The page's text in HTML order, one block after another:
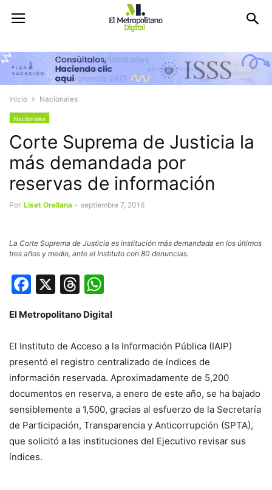
Inicio Nacionales
Nacionales
Corte Suprema de Justicia la
más demandada por
reservas de información
Por Liset Orellana - septiembre 7, 2016
La Corte Suprema de Justicia es institución más demandada en los últimos
tres años y medio, ante el Instituto con 80 denuncias.
Facebook
X Threads
El Metropolitano Digital
El Instituto de Acceso a la Información Pública (IAIP)
presentó el registro centralizado de índices de
información reservada. Aproximadamente de 5,200
documentos en reserva, a enero de este año, se ha bajado
sensiblemente a 1,500, gracias al esfuerzo de la Secretaría
de Participación, Transparencia y Anticorrupción (SPTA),
que solicitó a las instituciones del Ejecutivo revisar sus
índices.